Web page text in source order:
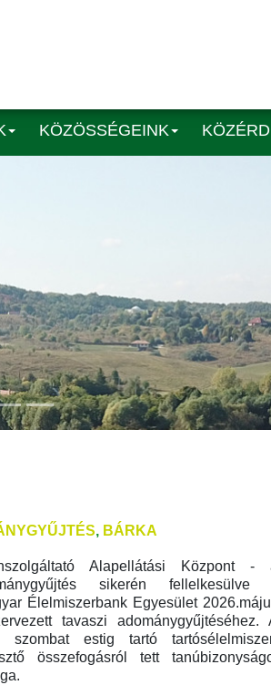
KÖZÖSSÉGEINK
, BÁRKA
Alapellátási Központ -
sikerén fellelkesülve
Élelmiszerbank Egyesület
tavaszi adománygyűjtéséhez.
szombat estig tartó
összefogásról tett